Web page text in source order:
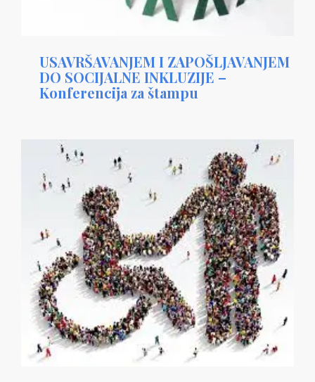
USAVRŠAVANJEM I ZAPOŠLJAVANJEM
DO SOCIJALNE INKLUZIJE –
Konferencija za štampu